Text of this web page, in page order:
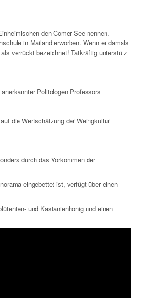
den Comer See nennen.
in Mailand erworben. Wenn er damals
verrückt bezeichnet! Tatkräftig unterstütz
Politologen Professors
die Wertschätzung der Weingkultur
durch das Vorkommen der
eingebettet ist, verfügt über einen
und Kastanienhonig und einen